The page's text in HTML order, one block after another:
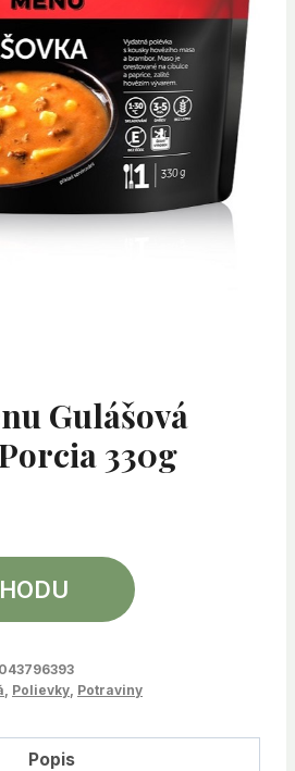
Gulášová
330g
, Polievky, Potraviny
Popis